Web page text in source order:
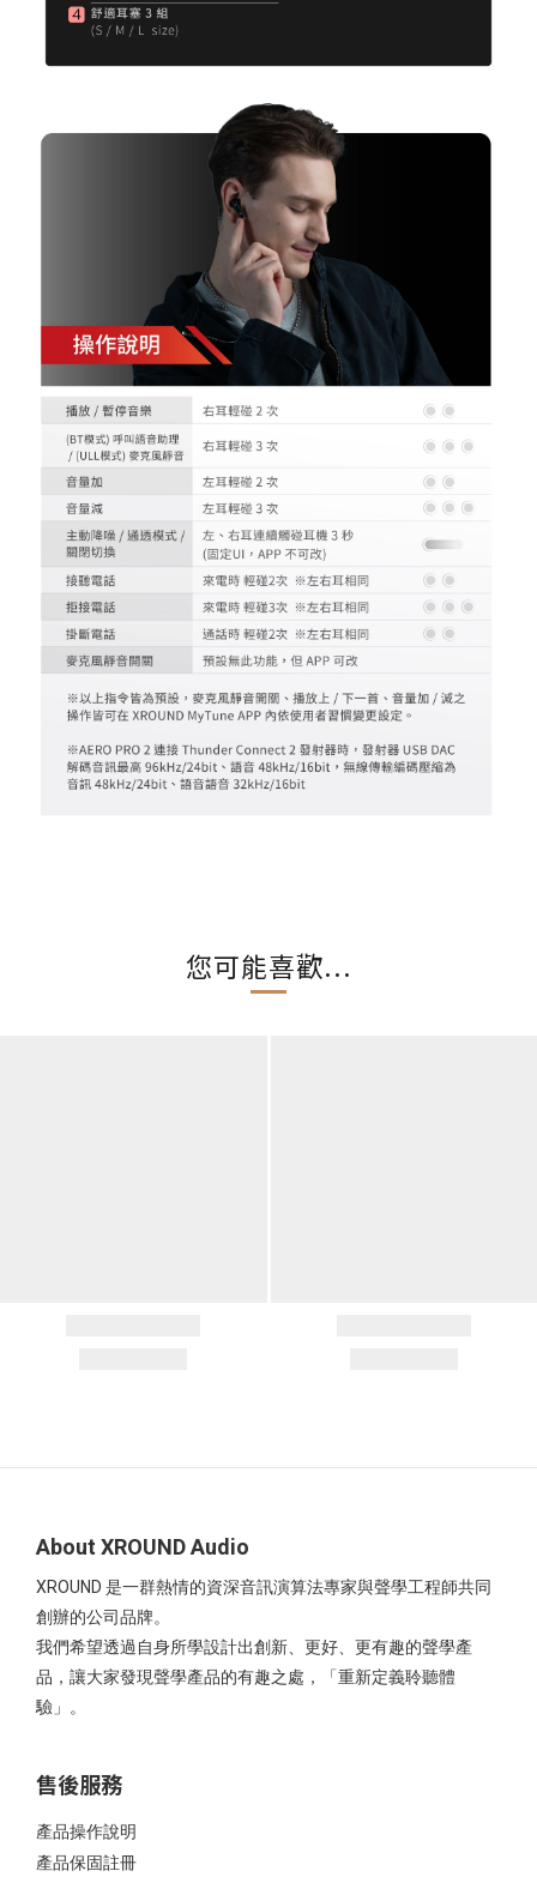
您可能喜歡...
About XROUND Audio
XROUND 是一群熱情的資深音訊演算法專家與聲學工程師共同
創辦的公司品牌。
我們希望透過自身所學設計出創新、更好、更有趣的聲學產
品，讓大家發現聲學產品的有趣之處，「重新定義聆聽體
驗」。
售後服務
產品操作說明
產品保固註冊